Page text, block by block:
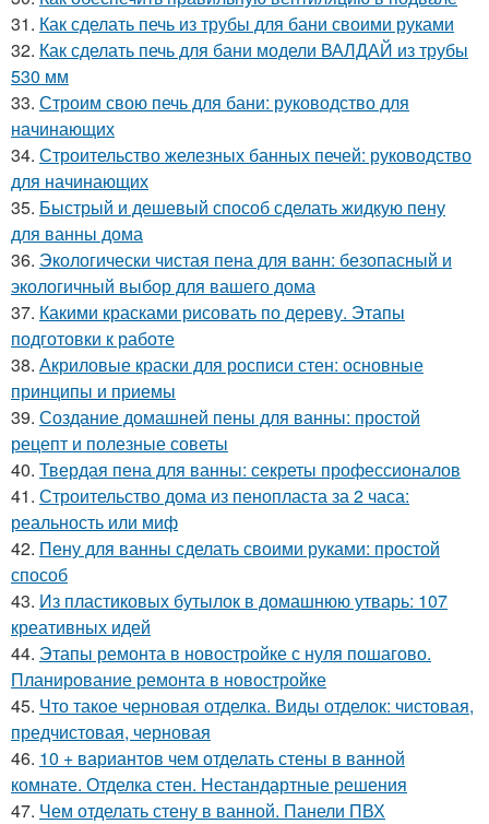
31. Как сделать печь из трубы для бани своими руками
32. Как сделать печь для бани модели ВАЛДАЙ из трубы
530 мм
33. Строим свою печь для бани: руководство для
начинающих
34. Строительство железных банных печей: руководство
для начинающих
35. Быстрый и дешевый способ сделать жидкую пену
для ванны дома
36. Экологически чистая пена для ванн: безопасный и
экологичный выбор для вашего дома
37. Какими красками рисовать по дереву. Этапы
подготовки к работе
38. Акриловые краски для росписи стен: основные
принципы и приемы
39. Создание домашней пены для ванны: простой
рецепт и полезные советы
40. Твердая пена для ванны: секреты профессионалов
41. Строительство дома из пенопласта за 2 часа:
реальность или миф
42. Пену для ванны сделать своими руками: простой
способ
43. Из пластиковых бутылок в домашнюю утварь: 107
креативных идей
44. Этапы ремонта в новостройке с нуля пошагово.
Планирование ремонта в новостройке
45. Что такое черновая отделка. Виды отделок: чистовая,
предчистовая, черновая
46. 10 + вариантов чем отделать стены в ванной
комнате. Отделка стен. Нестандартные решения
47. Чем отделать стену в ванной. Панели ПВХ